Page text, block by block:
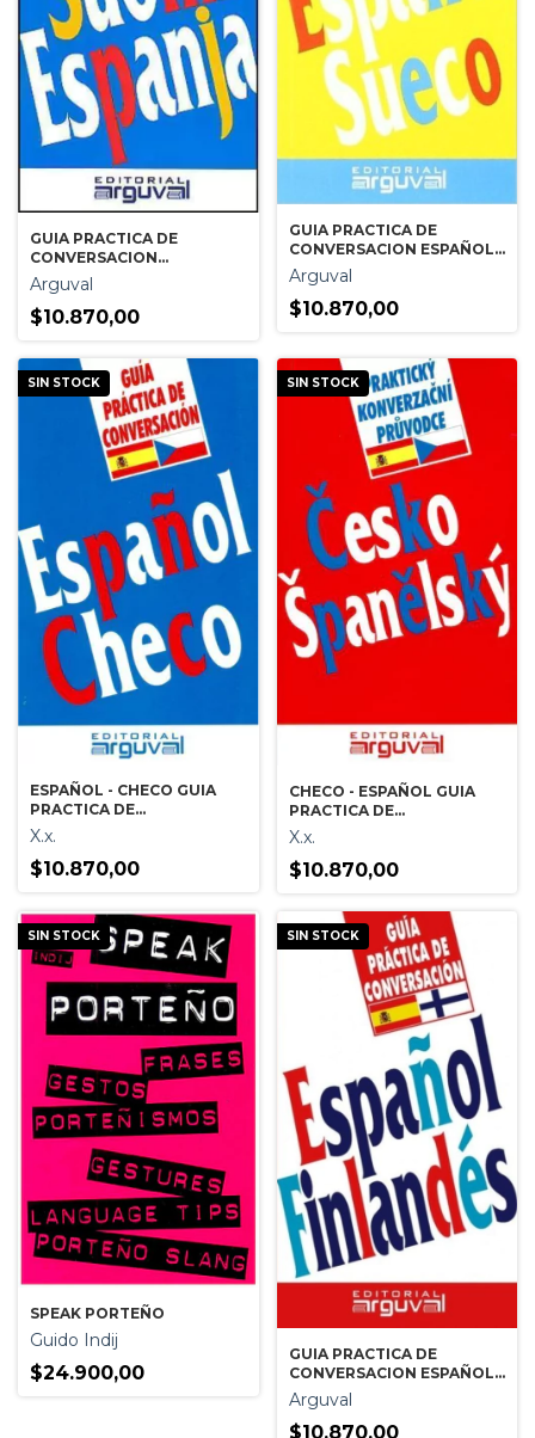
GUIA PRACTICA DE
CONVERSACION
FINLANDES-ESPAÑOL
Arguval
$10.870,00
GUIA PRACTICA DE
CONVERSACION ESPAÑOL-
SUECO
Arguval
$10.870,00
SIN STOCK
ESPAÑOL - CHECO GUIA
PRACTICA DE
CONVERSACION
X.x.
$10.870,00
SIN STOCK
CHECO - ESPAÑOL GUIA
PRACTICA DE
CONVERSACION
X.x.
$10.870,00
SIN STOCK
SPEAK PORTEÑO
Guido Indij
$24.900,00
SIN STOCK
GUIA PRACTICA DE
CONVERSACION ESPAÑOL-
FINLANDES
Arguval
$10.870,00